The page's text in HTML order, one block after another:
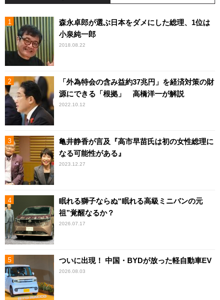
森永卓郎が選ぶ日本をダメにした総理、1位は
小泉純一郎
2018.08.22
「外為特会の含み益約37兆円」を経済対策の財
源にできる「根拠」 高橋洋一が解説
2022.10.12
亀井静香が言及『高市早苗氏は初の女性総理に
なる可能性がある』
2023.12.27
眠れる獅子ならぬ“眠れる高級ミニバンの元
祖”覚醒なるか？
2026.07.17
ついに出現！ 中国・BYDが放った軽自動車EV
2026.08.03